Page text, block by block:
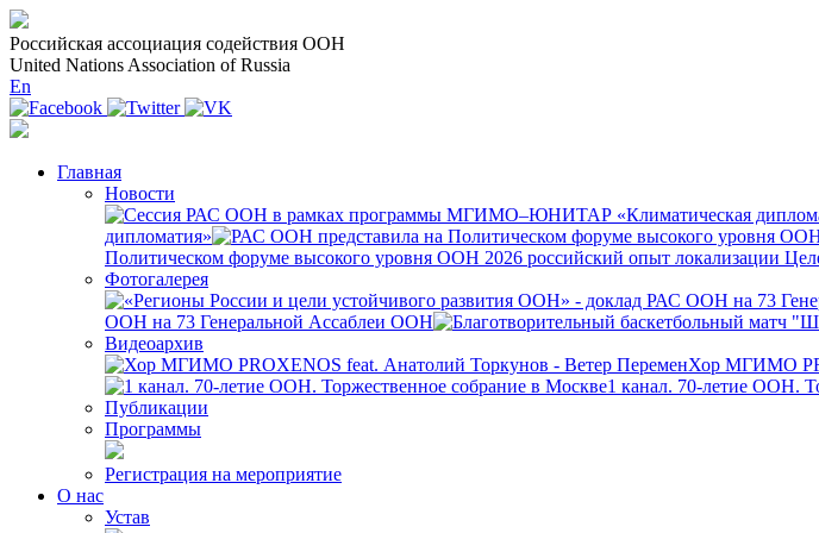
Российская ассоциация содействия ООН
United Nations Association of Russia
En
Главная
Новости
дипломатия»
Политическом форуме высокого уровня ООН 2026 российский опыт локализации
Фотогалерея
ООН на 73 Генеральной Ассаблеи ООН
Видеоархив
Хор МГИМО
1 канал. 70-летие ООН.
Публикации
Программы
Регистрация на мероприятие
О нас
Устав